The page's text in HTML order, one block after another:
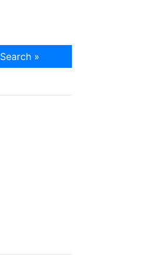
Search »